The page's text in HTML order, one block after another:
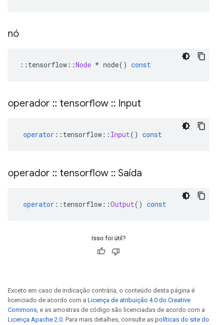
nó
:: tensorflow ::Node * node() const
operador :: tensorflow :: Input
operator :: tensorflow :: Input() const
operador :: tensorflow :: Saída
operator :: tensorflow ::Output() const
Isso foi útil?
Exceto em caso de indicação contrária, o conteúdo desta página é
licenciado de acordo com a Licença de atribuição 4.0 do Creative
Commons, e as amostras de código são licenciadas de acordo com a
Licença Apache 2.0. Para mais detalhes, consulte as políticas do site do